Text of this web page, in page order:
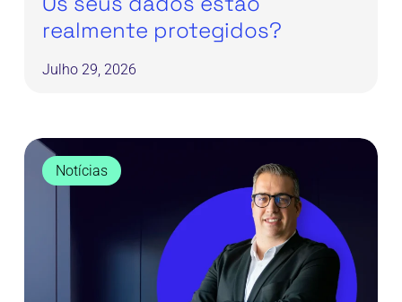
realmente protegidos?
Julho 29, 2026
Resiliência
fiscal,
preparar
Notícias